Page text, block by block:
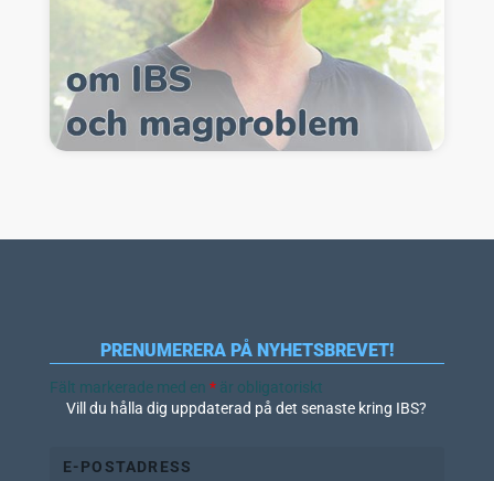
PRENUMERERA PÅ NYHETSBREVET!
Fält markerade med en *är obligatoriskt
Vill du hålla dig uppdaterad på det senaste kring IBS?